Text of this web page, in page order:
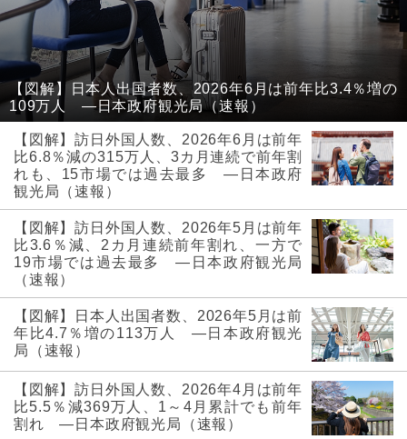
【図解】日本人出国者数、2026年6月は前年比3.4％増の
109万人 ―日本政府観光局（速報）
【図解】訪日外国人数、2026年6月は前年
比6.8％減の315万人、3カ月連続で前年割
れも、15市場では過去最多 ―日本政府
観光局（速報）
【図解】訪日外国人数、2026年5月は前年
比3.6％減、2カ月連続前年割れ、一方で
19市場では過去最多 ―日本政府観光局
（速報）
【図解】日本人出国者数、2026年5月は前
年比4.7％増の113万人 ―日本政府観光
局（速報）
【図解】訪日外国人数、2026年4月は前年
比5.5％減369万人、1～4月累計でも前年
割れ ―日本政府観光局（速報）